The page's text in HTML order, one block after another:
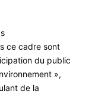
ce cadre sont
du public
»,
de la